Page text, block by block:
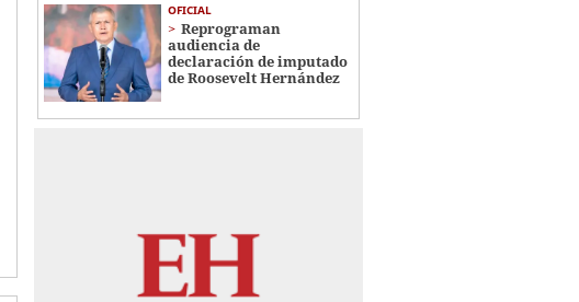
OFICIAL
Reprograman
audiencia de
declaración de imputado
de Roosevelt Hernández